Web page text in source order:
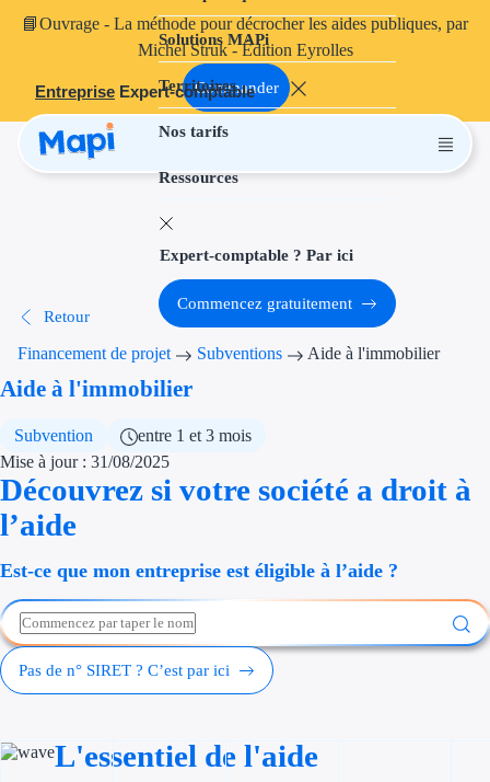
📘Ouvrage - La méthode pour décrocher les aides publiques, par
Michel Struk - Édition Eyrolles
Commander
Entreprise Expert-comptable
Solutions MAPi
Territoires
Nos tarifs
Ressources
Projets finançables
Aides à
Aides
Thématiques
Financement
Création
Expert-comptable ? Par ici
Commencez gratuitement
Retour
Financement de projet Subventions Aide à l'immobilier
Aide à l'immobilier
Subvention
entre 1 et 3 mois
Mise à jour : 31/08/2025
Découvrez si votre société a droit à
l’aide
Est-ce que mon entreprise est éligible à l’aide ?
Pas de n° SIRET ? C’est par ici
L'essentiel de l'aide